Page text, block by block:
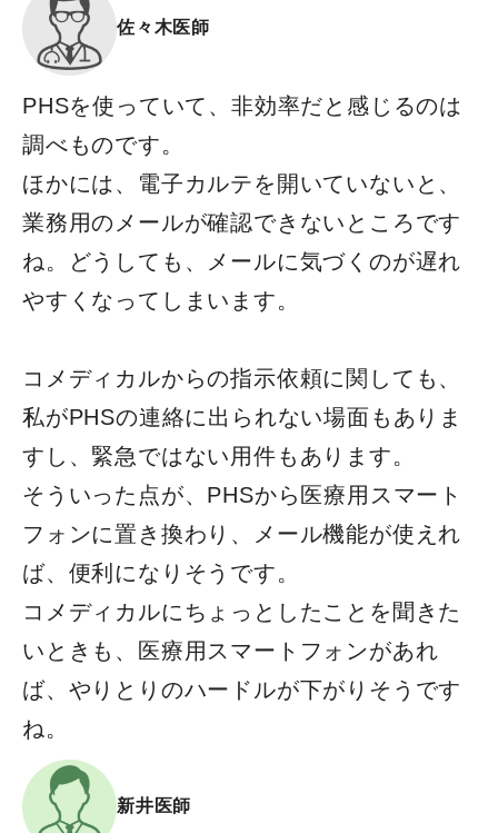
佐々木医師
PHSを使っていて、非効率だと感じるのは
調べものです。
ほかには、電子カルテを開いていないと、
業務用のメールが確認できないところです
ね。どうしても、メールに気づくのが遅れ
やすくなってしまいます。
コメディカルからの指示依頼に関しても、
私がPHSの連絡に出られない場面もありま
すし、緊急ではない用件もあります。
そういった点が、PHSから医療用スマート
フォンに置き換わり、メール機能が使えれ
ば、便利になりそうです。
コメディカルにちょっとしたことを聞きた
いときも、医療用スマートフォンがあれ
ば、やりとりのハードルが下がりそうです
ね。
新井医師